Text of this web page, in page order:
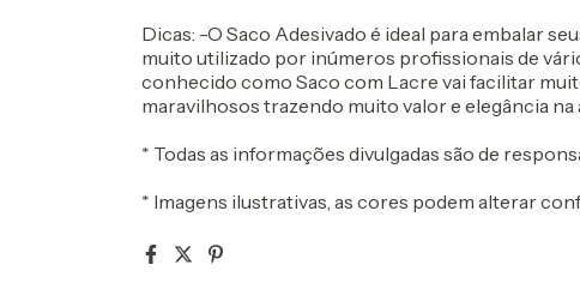
Dicas: -O Saco Adesivado é ideal para embalar
muito utilizado por inúmeros profissionais de
conhecido como Saco com Lacre vai facilitar
maravilhosos trazendo muito valor e elegância na
* Todas as informações divulgadas são de
* Imagens ilustrativas, as cores podem alterar